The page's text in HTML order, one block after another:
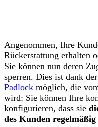
Angenommen, Ihre
Rückerstattung erhalten
Sie können nun deren
sperren. Dies ist dank der
Padlock möglich, die
wird: Sie können Ihre
konfigurieren, dass sie
des Kunden